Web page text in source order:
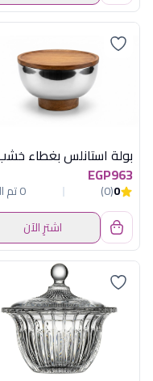
EGP963
0
(0)
0 تم البيع
اشترِ الآن